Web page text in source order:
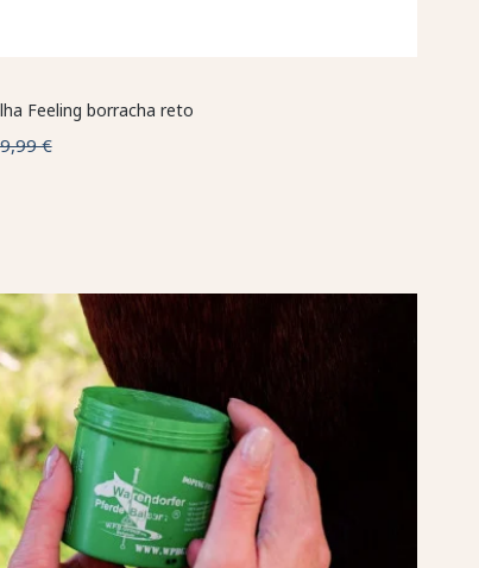
Feeling borracha reto
€